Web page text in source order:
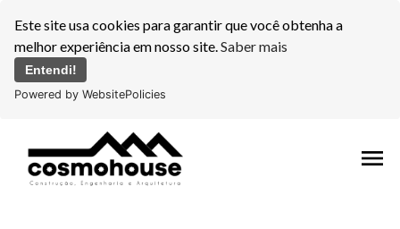
Este site usa cookies para garantir que você obtenha a
melhor experiência em nosso site.Saber mais
Entendi!
Powered by WebsitePolicies
menu